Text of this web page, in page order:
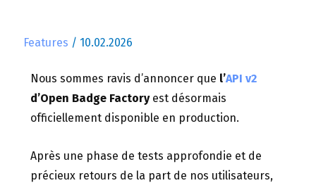
Features / 10.02.2026
Nous sommes ravis d’annoncer que l’API v2
d’Open Badge Factoryest désormais
officiellementdisponible en production.
Après une phase de tests approfondie et de
précieux retours de la part de nos utilisateurs,